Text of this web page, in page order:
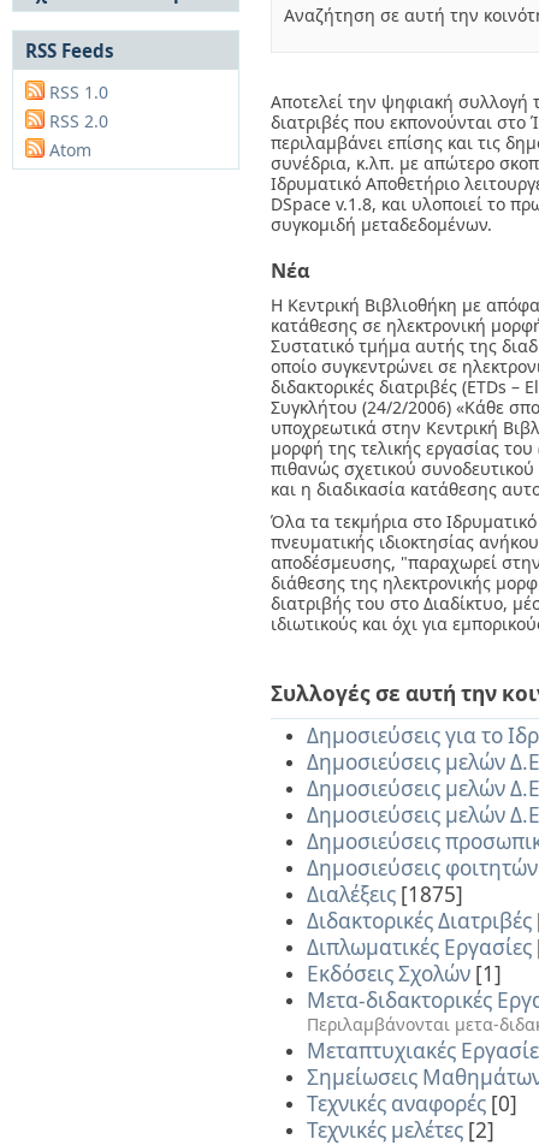
Αναζήτηση σε αυτή την
Αποτελεί την ψηφιακή συλλογή
διατριβές που εκπονούνται
περιλαμβάνει επίσης και τις
συνέδρια, κ.λπ. με απώτερο
Ιδρυματικό Αποθετήριο
DSpace v.1.8, και υλοποιεί το
συγκομιδή μεταδεδομένων.
Νέα
Η Κεντρική Βιβλιοθήκη με
κατάθεσης σε ηλεκτρονική
Συστατικό τμήμα αυτής της
οποίο συγκεντρώνει σε
διδακτορικές διατριβές
Συγκλήτου (24/2/2006) «Κάθε
υποχρεωτικά στην Κεντρική
μορφή της τελικής εργασίας
πιθανώς σχετικού
και η διαδικασία κατάθεσης
Όλα τα τεκμήρια στο
πνευματικής ιδιοκτησίας
αποδέσμευσης, "παραχωρεί
διάθεσης της ηλεκτρονικής
διατριβής του στο Διαδίκτυο,
ιδιωτικούς και όχι για
Συλλογές σε αυτή την
Δημοσιεύσεις για το
Δημοσιεύσεις μελών
Δημοσιεύσεις μελών
Δημοσιεύσεις μελών
Δημοσιεύσεις
Δημοσιεύσεις φοιτητών
Διαλέξεις [1875]
Διδακτορικές Διατριβές
Διπλωματικές Εργασίες
Εκδόσεις Σχολών [1]
Μετα-διδακτορικές
Περιλαμβάνονται μετα-
Μεταπτυχιακές
Σημείωσεις
Τεχνικές αναφορές [0]
Τεχνικές μελέτες [2]
Ανά Ημερομηνία
Έκδοσης
Συγγραφείς
Τίτλοι
Θέματα
Ferrer, A (817)
Ekelof, T (812)
Canale, V (810)
Fassouliotis, D (808)
Baroncelli, A (807)
Ouraou, A (801)
Fuster, J (800)
Moa, T (800)
Συχνές Ερωτήσεις
Οδηγίες Υποβολής -
Διπλωματικές Εργασίες
Πολιτικές Πρόσβασης
RSS Feeds
RSS 1.0
RSS 2.0
Atom